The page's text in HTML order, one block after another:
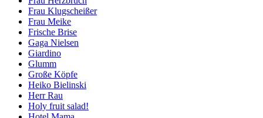
Frau Klugscheißer
Frau Meike
Frische Brise
Gaga Nielsen
Giardino
Glumm
Große Köpfe
Heiko Bielinski
Herr Rau
Holy fruit salad!